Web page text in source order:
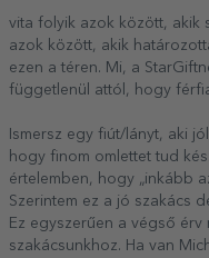
vita folyik azok között, akik
azok között, akik
ezen a téren. Mi, a
függetlenül attól, hogy
Ismersz egy fiút/lányt, aki
hogy finom omlettet tud
értelemben, hogy „inkább
Szerintem ez a jó szakács
Ez egyszerűen a végső érv
szakácsunkhoz. Ha van